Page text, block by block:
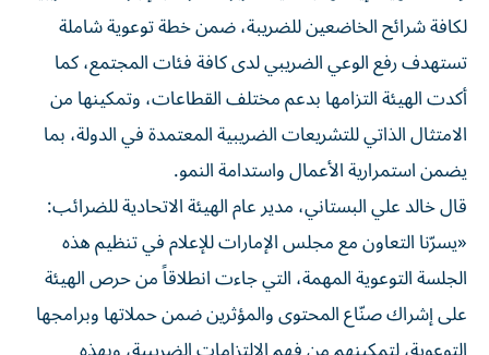
لكافة شرائح الخاضعين للضريبة، ضمن خطة توعوية شاملة
تستهدف رفع الوعي الضريبي لدى كافة فئات المجتمع، كما
أكدت الهيئة التزامها بدعم مختلف القطاعات، وتمكينها ‏من
الامتثال الذاتي للتشريعات الضريبية المعتمدة في الدولة، بما
يضمن استمرارية الأعمال ‏واستدامة النمو.
قال خالد علي البستاني، مدير عام الهيئة الاتحادية للضرائب:
‏«يسرّنا التعاون مع مجلس الإمارات للإعلام في تنظيم هذه
الجلسة التوعوية المهمة، التي جاءت انطلاقاً من حرص الهيئة
على إشراك صنّاع المحتوى والمؤثرين ضمن حملاتها وبرامجها